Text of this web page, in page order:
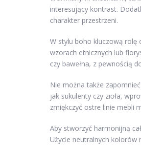
interesujący kontrast.
charakter przestrzeni.
W stylu boho kluczową rolę
wzorach etnicznych lub
czy bawełna, z pewnością
Nie można także
jak sukulenty czy zioła,
zmiękczyć ostre linie mebli
Aby stworzyć harmonijną
Użycie neutralnych kolorów